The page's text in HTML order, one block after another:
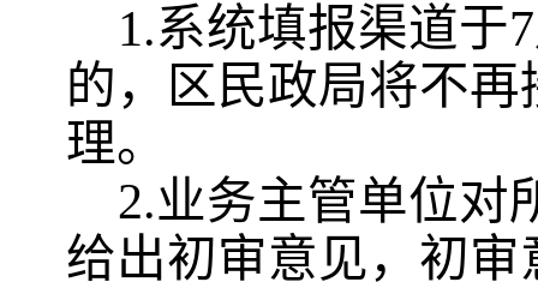
1.系统填报渠道于7
的 ， 区民政局将不
理。
2.业务主管单位对
给出初审意见，初审